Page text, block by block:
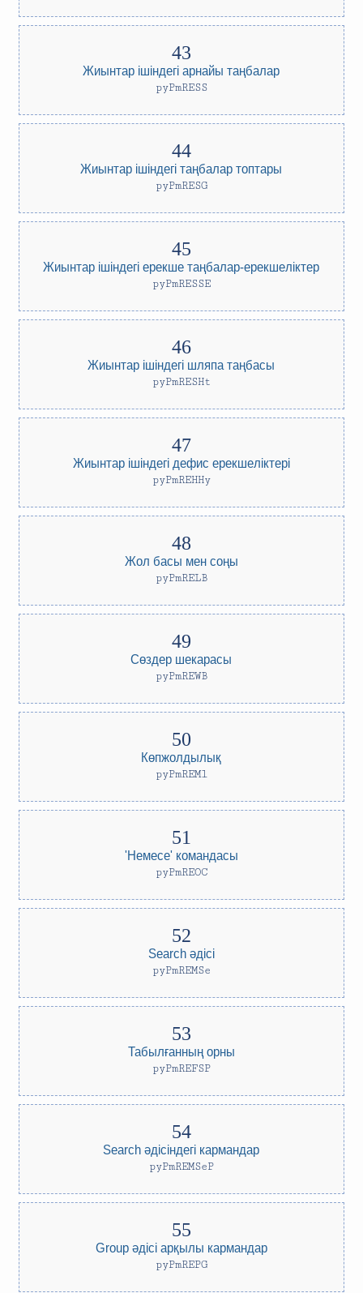
Жиынтар ішіндегі арнайы таңбалар
pyPmRESS
Жиынтар ішіндегі таңбалар топтары
pyPmRESG
Жиынтар ішіндегі ерекше таңбалар-ерекшеліктер
pyPmRESSE
Жиынтар ішіндегі шляпа таңбасы
pyPmRESHt
Жиынтар ішіндегі дефис ерекшеліктері
pyPmREHHy
Жол басы мен соңы
pyPmRELB
Сөздер шекарасы
pyPmREWB
Көпжолдылық
pyPmREMl
'Немесе' командасы
pyPmREOC
Search әдісі
pyPmREMSe
Табылғанның орны
pyPmREFSP
Search әдісіндегі кармандар
pyPmREMSeP
Group әдісі арқылы кармандар
pyPmREPG